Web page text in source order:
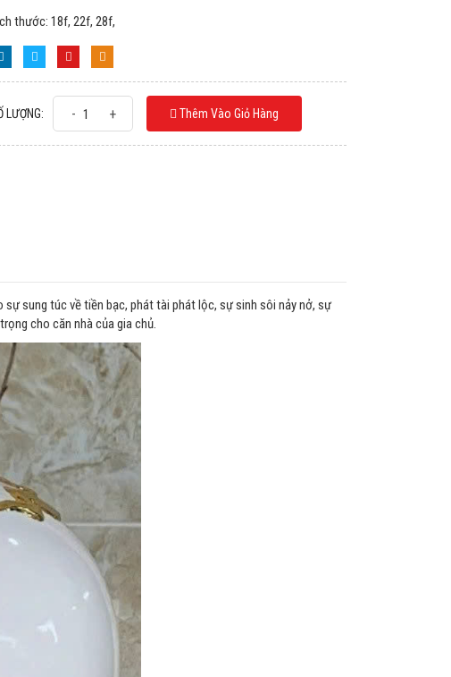
thước: 18f, 22f, 28f,
LƯỢNG: - + Thêm Vào Giỏ Hàng
sung túc về tiền bạc, phát tài phát lộc, sự sinh sôi nảy nở, sự
cho căn nhà của gia chủ.